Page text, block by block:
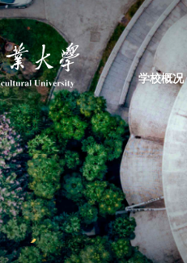
学校概况